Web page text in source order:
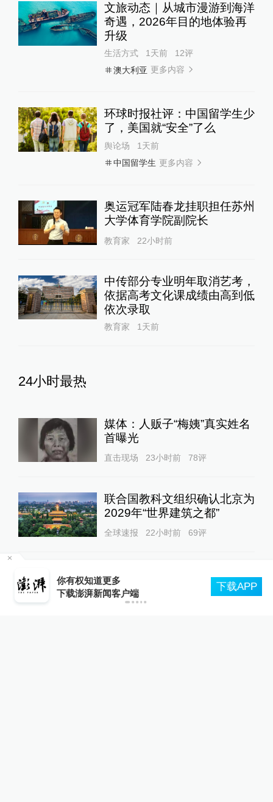
文旅动态｜从城市漫游到海洋
奇遇，2026年目的地体验再
升级
生活方式 1天前 12评
澳大利亚 更多内容
环球时报社评：中国留学生少
了，美国就“安全”了么
舆论场
1天前
中国留学生 更多内容
奥运冠军陆春龙挂职担任苏州
大学体育学院副院长
教育家 22小时前
中传部分专业明年取消艺考，
依据高考文化课成绩由高到低
依次录取
教育家 1天前
24小时最热
媒体：人贩子“梅姨”真实姓名
首曝光
直击现场 23小时前 78评
联合国教科文组织确认北京为
2029年“世界建筑之都”
全球速报 22小时前 69评
大外交｜美国同时关闭5处使
领馆，背后是财政资源洗牌与
霸权模式变迁？
你有权知道更多
下载澎湃新闻客户端
下载APP